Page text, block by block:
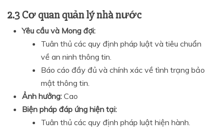
2.3 Cơ quan quản lý nhà nước
Yêu cầu và Mong đợi:
Tuân thủ các quy định pháp luật và tiêu chuẩn
về an ninh thông tin.
Báo cáo đầy đủ và chính xác về tình trạng bảo
mật thông tin.
Ảnh hưởng: Cao
Biện pháp đáp ứng hiện tại:
Tuân thủ các quy định pháp luật hiện hành.